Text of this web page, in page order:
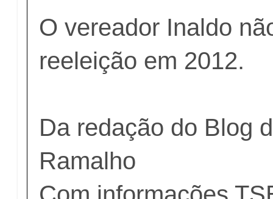
O vereador Inaldo
reeleição em 2012.
Da redação do Blog
Ramalho